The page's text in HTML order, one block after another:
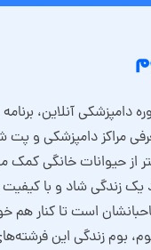
دامپزشکی آنلاین،
مراکز دامپزشکی و پت
از حیوانات خانگی کمک
زندگی شاد و با کیفیت
است تا کنار هم
بوم زندگی این فرشته‌های